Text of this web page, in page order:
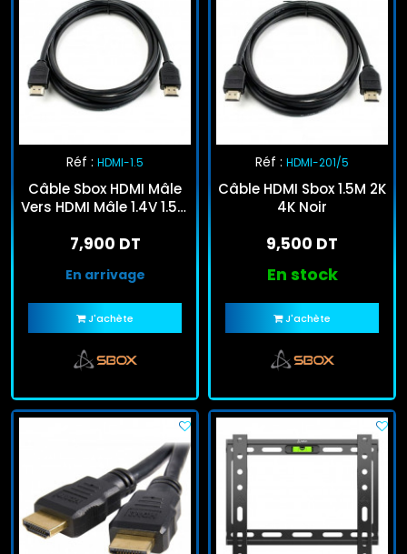
Réf : HDMI-1.5
Câble Sbox HDMI Mâle
Vers HDMI Mâle 1.4V 1.5M
7,900 DT
En arrivage
J'achète
Réf : HDMI-201/5
Câble HDMI Sbox 1.5M 2K
4K Noir
9,500 DT
En stock
J'achète